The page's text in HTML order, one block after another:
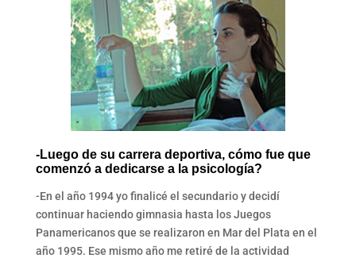
-Luego de su carrera deportiva, cómo fue que
comenzó a dedicarse a la psicología?
-En el año 1994 yo finalicé el secundario y decidí
continuar haciendo gimnasia hasta los Juegos
Panamericanos que se realizaron en Mar del Plata en el
año 1995. Ese mismo año me retiré de la actividad